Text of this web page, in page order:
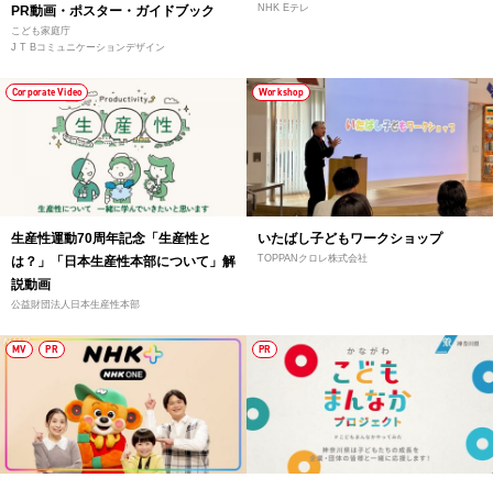
PR動画・ポスター・ガイドブック
こども家庭庁
J T Bコミュニケーションデザイン
NHK Eテレ
Corporate Video
生産性運動70周年記念「生産性と
は？」「日本生産性本部について」解
説動画
公益財団法人日本生産性本部
Workshop
いたばし子どもワークショップ
TOPPANクロレ株式会社
MV PR PR